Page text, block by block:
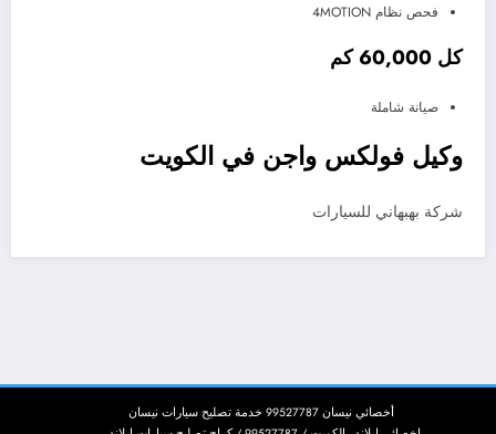
فحص نظام 4MOTION
كل 60,000 كم
صيانة شاملة
وكيل فولكس واجن في الكويت
شركة بهبهاني للسيارات
أخصائي نيسان 99527787 خدمة تصليح سيارات نيسان